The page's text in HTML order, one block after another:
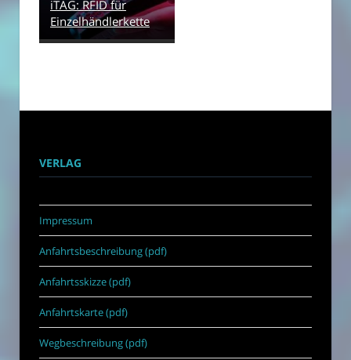
iTAG: RFID für
Einzelhändlerkette
VERLAG
Impressum
Anfahrtsbeschreibung (pdf)
Anfahrtsskizze (pdf)
Anfahrtskarte (pdf)
Wegbeschreibung (pdf)